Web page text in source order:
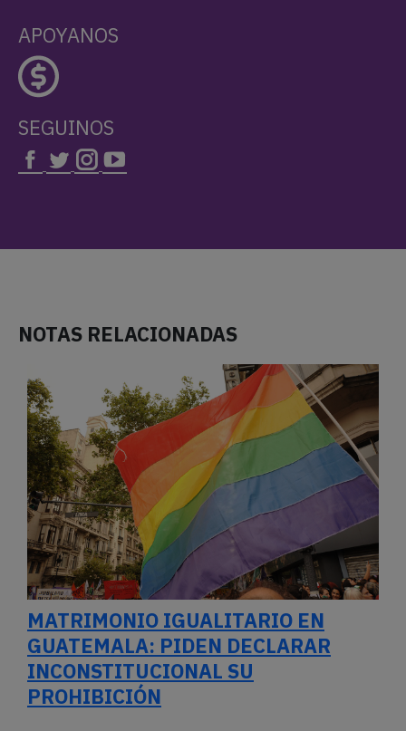
APOYANOS
SEGUINOS
NOTAS RELACIONADAS
MATRIMONIO IGUALITARIO EN
GUATEMALA: PIDEN DECLARAR
INCONSTITUCIONAL SU
PROHIBICIÓN